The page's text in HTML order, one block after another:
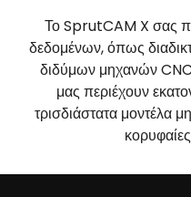
Το SprutCAM X σας
δεδομένων, όπως
διδύμων μηχανών CNC
μας περιέχουν
τρισδιάστατα μοντέλα